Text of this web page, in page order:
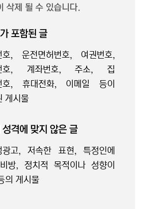
삭제 될 수 있습니다.
포함된 글
호, 운전면허번호, 여권번호,
호, 계좌번호, 주소, 집
호, 휴대전화, 이메일 등이
게시물
성격에 맞지 않은 글
광고, 저속한 표현, 특정인에
방, 정치적 목적이나 성향이
의 게시물